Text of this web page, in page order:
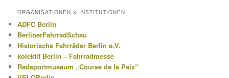
ORGANISATIONEN & INSTITUTIONEN
ADFC Berlin
BerlinerFahrradSchau
Historische Fahrräder Berlin e.V.
kolektif Berlin – Fahrradmesse
Radsportmuseum „Course de la Paix“